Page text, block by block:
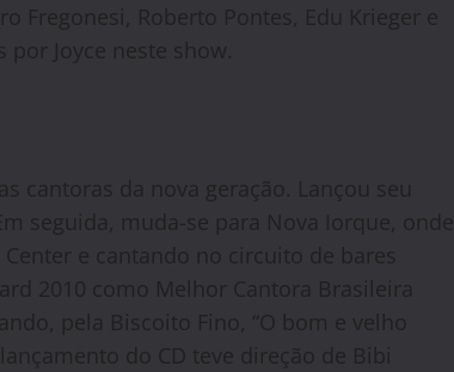
Fregonesi, Roberto Pontes, Edu Krieger e
Joyce neste show.
cantoras da nova geração. Lançou seu
seguida, muda-se para Nova Iorque, onde
e cantando no circuito de bares
2010 como Melhor Cantora Brasileira
pela Biscoito Fino, “O bom e velho
do CD teve direção de Bibi